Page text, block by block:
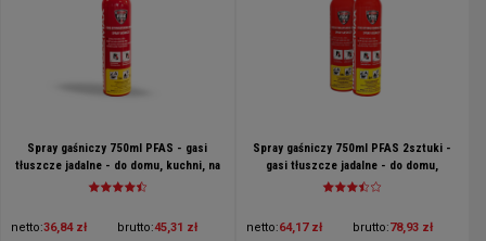
Spray gaśniczy 750ml PFAS - gasi
tłuszcze jadalne - do domu, kuchni, na
kemping
netto:36,84 zł brutto:45,31 zł
Spray gaśniczy 750ml PFAS 2sztuki -
gasi tłuszcze jadalne - do domu,
kuchni, na kemping
netto:64,17 zł brutto:78,93 zł